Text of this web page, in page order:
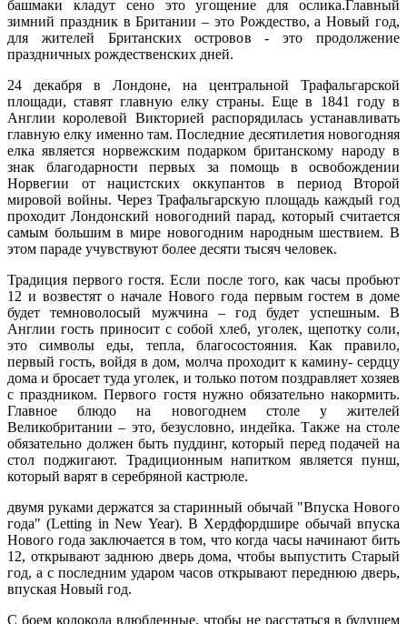
башмаки кладут сено это угощение для ослика.Главный
зимний праздник в Британии – это Рождество, а Новый год,
для жителей Британских островов - это продолжение
праздничных рождественских дней.
24 декабря в Лондоне, на центральной Трафальгарской
площади, ставят главную елку страны. Еще в 1841 году в
Англии королевой Викторией распорядилась устанавливать
главную елку именно там. Последние десятилетия новогодняя
елка является норвежским подарком британскому народу в
знак благодарности первых за помощь в освобождении
Норвегии от нацистских оккупантов в период Второй
мировой войны. Через Трафальгарскую площадь каждый год
проходит Лондонский новогодний парад, который считается
самым большим в мире новогодним народным шествием. В
этом параде учувствуют более десяти тысяч человек.
Традиция первого гостя. Если после того, как часы пробьют
12 и возвестят о начале Нового года первым гостем в доме
будет темноволосый мужчина – год будет успешным. В
Англии гость приносит с собой хлеб, уголек, щепотку соли,
это символы еды, тепла, благосостояния. Как правило,
первый гость, войдя в дом, молча проходит к камину- сердцу
дома и бросает туда уголек, и только потом поздравляет хозяев
с праздником. Первого гостя нужно обязательно накормить.
Главное блюдо на новогоднем столе у жителей
Великобритании – это, безусловно, индейка. Также на столе
обязательно должен быть пуддинг, который перед подачей на
стол поджигают. Традиционным напитком является пунш,
который варят в серебряной кастрюле.
двумя руками держатся за старинный обычай "Впуска Нового
года" (Letting in New Year). В Хердфордшире обычай впуска
Нового года заключается в том, что когда часы начинают бить
12, открывают заднюю дверь дома, чтобы выпустить Старый
год, а с последним ударом часов открывают переднюю дверь,
впуская Новый год.
С боем колокола влюбленные, чтобы не расстаться в будущем